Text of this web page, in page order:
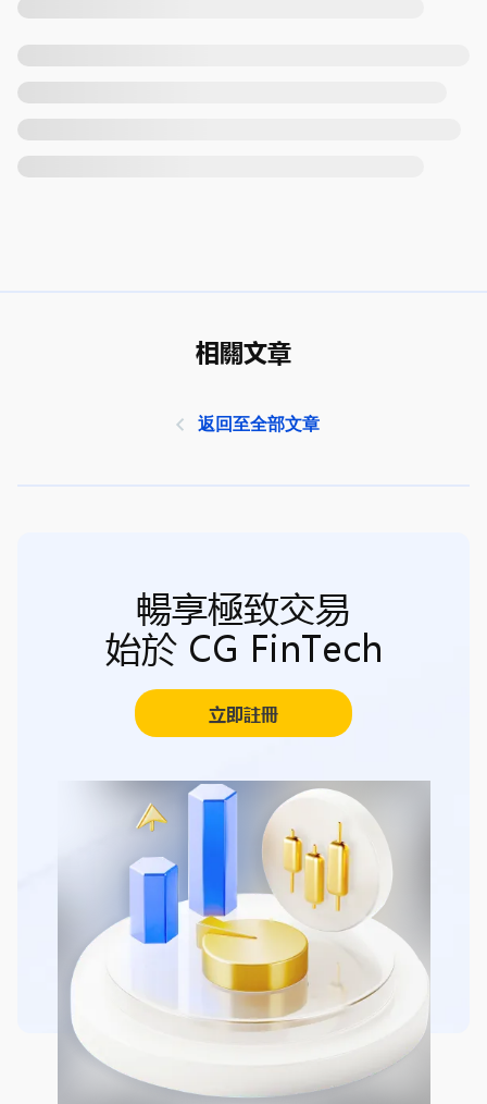
相關文章
返回至全部文章
暢享極致交易
始於 CG FinTech
立即註冊